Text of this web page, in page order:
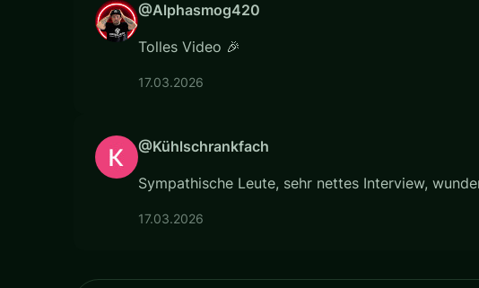
@Alphasmog420
Tolles Video 🎉
17.03.2026
@Kühlschrankfach
Sympathische Leute, sehr nettes Interview,
17.03.2026